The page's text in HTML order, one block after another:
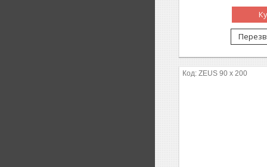
ZEUS 90 x 200